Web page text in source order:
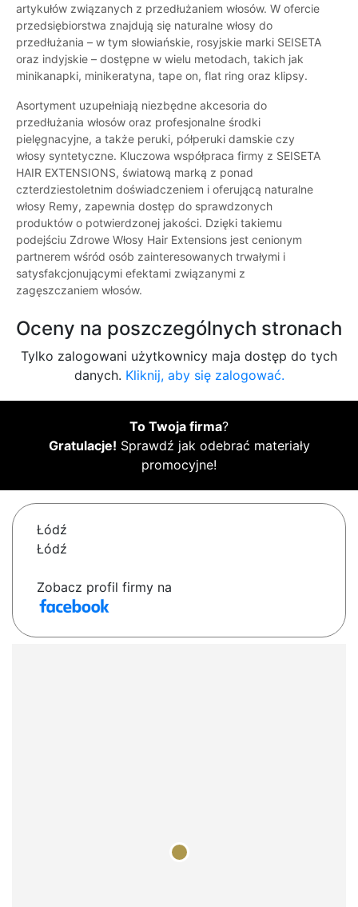
artykułów związanych z przedłużaniem włosów. W ofercie
przedsiębiorstwa znajdują się naturalne włosy do
przedłużania – w tym słowiańskie, rosyjskie marki SEISETA
oraz indyjskie – dostępne w wielu metodach, takich jak
minikanapki, minikeratyna, tape on, flat ring oraz klipsy.
Asortyment uzupełniają niezbędne akcesoria do
przedłużania włosów oraz profesjonalne środki
pielęgnacyjne, a także peruki, półperuki damskie czy
włosy syntetyczne. Kluczowa współpraca firmy z SEISETA
HAIR EXTENSIONS, światową marką z ponad
czterdziestoletnim doświadczeniem i oferującą naturalne
włosy Remy, zapewnia dostęp do sprawdzonych
produktów o potwierdzonej jakości. Dzięki takiemu
podejściu Zdrowe Włosy Hair Extensions jest cenionym
partnerem wśród osób zainteresowanych trwałymi i
satysfakcjonującymi efektami związanymi z
zagęszczaniem włosów.
Oceny na poszczególnych stronach
Tylko zalogowani użytkownicy maja dostęp do tych
danych. Kliknij, aby się zalogować.
To Twoja firma?
Gratulacje! Sprawdź jak odebrać materiały
promocyjne!
Łódź
Łódź
Zobacz profil firmy na